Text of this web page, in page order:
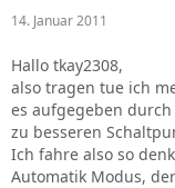
14. Januar 2011
Hallo tkay2308,
also tragen tue ich
es aufgegeben
zu besseren
Ich fahre also so
Automatik Modus,